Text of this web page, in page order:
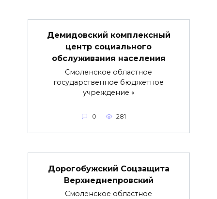
Демидовский комплексный
центр социального
обслуживания населения
Смоленское областное
государственное бюджетное
учреждение «
0 281
Дорогобужский Соцзащита
Верхнеднепровский
Смоленское областное